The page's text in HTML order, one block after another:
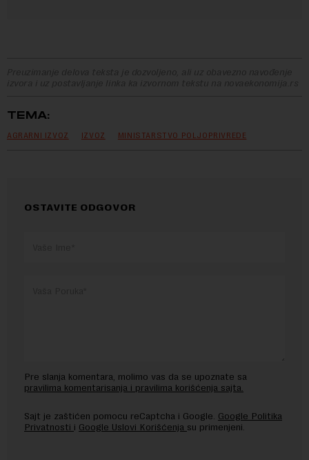
Preuzimanje delova teksta je dozvoljeno, ali uz obavezno navođenje
izvora i uz postavljanje linka ka izvornom tekstu na novaekonomija.rs
TEMA:
AGRARNI IZVOZ IZVOZ MINISTARSTVO POLJOPRIVREDE
OSTAVITE ODGOVOR
Pre slanja komentara, molimo vas da se upoznate sa
pravilima komentarisanja i pravilima korišćenja sajta.
Sajt je zaštićen pomocu reCaptcha i Google. Google Politika
Privatnosti i Google Uslovi Korišćenja su primenjeni.